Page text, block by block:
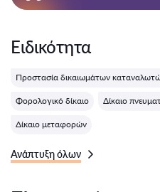
Ειδικότητα
Προστασία δικαιωμάτων
Φορολογικό δίκαιο Δίκαιο
Δίκαιο μεταφορών
Ανάπτυξη όλων